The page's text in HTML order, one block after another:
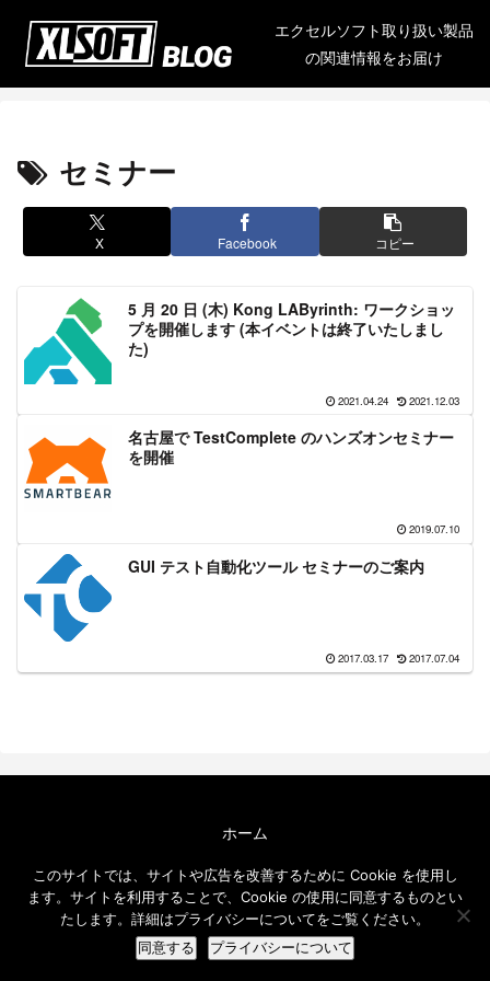
エクセルソフト取り扱い製品
の関連情報をお届け
セミナー
X Facebook コピー
5 月 20 日 (木) Kong LAByrinth: ワークショッ
プを開催します (本イベントは終了いたしまし
た)
2021.04.24 2021.12.03
名古屋で TestComplete のハンズオンセミナー
を開催
2019.07.10
GUI テスト自動化ツール セミナーのご案内
2017.03.17 2017.07.04
ホーム
免責事項
メールニュース
© 2016-2026 エクセルソフト ブログ.
このサイトでは、サイトや広告を改善するために Cookie を使用し
ます。サイトを利用することで、Cookie の使用に同意するものとい
たします。詳細はプライバシーについてをご覧ください。
同意する プライバシーについて